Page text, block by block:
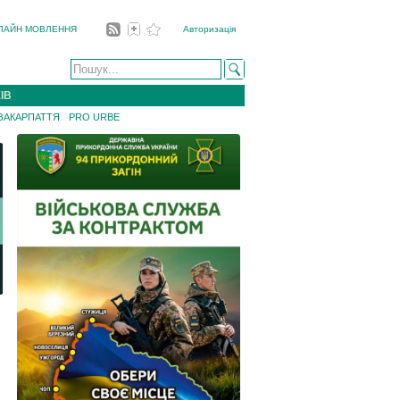
МОВЛЕННЯ
Авторизація
PRO URBE